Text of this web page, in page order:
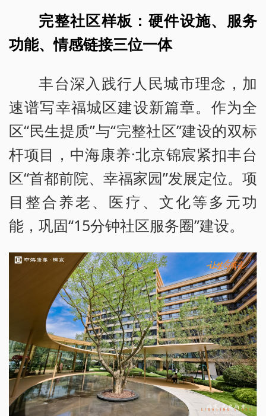
完整社区样板：硬件设施、服务
功能、情感链接三位一体
丰台深入践行人民城市理念，加
速谱写幸福城区建设新篇章。作为全
区“民生提质”与“完整社区”建设的双标
杆项目，中海康养·北京锦宸紧扣丰台
区“首都前院、幸福家园”发展定位。项
目整合养老、医疗、文化等多元功
能，巩固“15分钟社区服务圈”建设。